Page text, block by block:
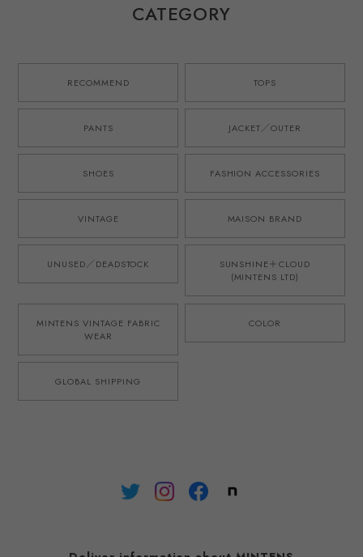
ルカラー モデル
オリジナルブラン
②(L~XL程度)
ジャケット サイズ
ージ 三つボタン
ネン オリジナルブ
ランド サイズ②
CATEGORY
RECOMMEND TOPS
PANTS JACKET／OUTER
SHOES FASHION ACCESSORIES
VINTAGE MAISON BRAND
UNUSED／DEADSTOCK
SUNSHINE＋CLOUD
(MINTENS LTD)
MINTENS VINTAGE FABRIC
WEAR
COLOR
GLOBAL SHIPPING